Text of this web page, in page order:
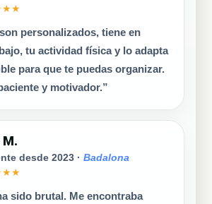
personalizados, tiene en
tu actividad física y lo adapta
para que te puedas organizar.
y motivador.”
desde 2023 · Badalona
sido brutal. Me encontraba